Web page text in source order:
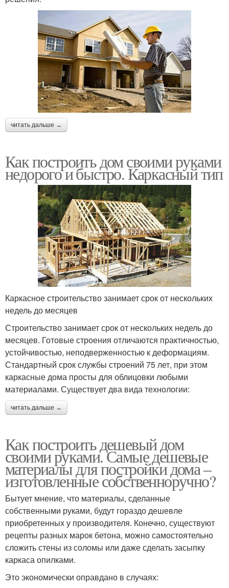
читать дальше →
Как построить дом своими руками
недорого и быстро. Каркасный тип
Каркасное строительство занимает срок от нескольких
недель до месяцев
Строительство занимает срок от нескольких недель до
месяцев. Готовые строения отличаются практичностью,
устойчивостью, неподверженностью к деформациям.
Стандартный срок службы строений 75 лет, при этом
каркасные дома просты для облицовки любыми
материалами. Существует два вида технологии:
читать дальше →
Как построить дешевый дом
своими руками. Самые дешевые
материалы для постройки дома –
изготовленные собственноручно?
Бытует мнение, что материалы, сделанные
собственными руками, будут гораздо дешевле
приобретенных у производителя. Конечно, существуют
рецепты разных марок бетона, можно самостоятельно
сложить стены из соломы или даже сделать засыпку
каркаса опилками.
Это экономически оправдано в случаях: